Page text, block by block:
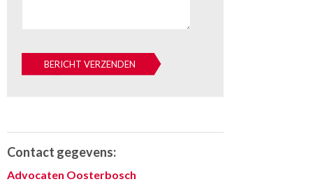
Contact gegevens:
Advocaten Oosterbosch